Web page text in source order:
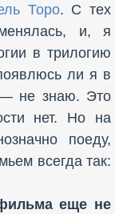
Торо. С тех
и, я
в трилогию
ли я в
— не знаю. Это
нет. Но на
поеду,
всегда так:
еще не